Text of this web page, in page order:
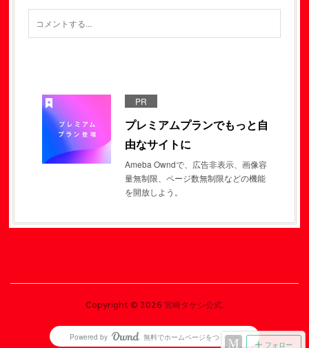
PR
プレミアムプランでもっと自
由なサイトに
Ameba Owndで、広告非表示、画像容
量無制限、ページ数無制限などの機能
を開放しよう。
フォロー
Copyright © 2026 宮崎タケシ公式.
Powered by AmebaOwnd
無料でホームページをつくろう